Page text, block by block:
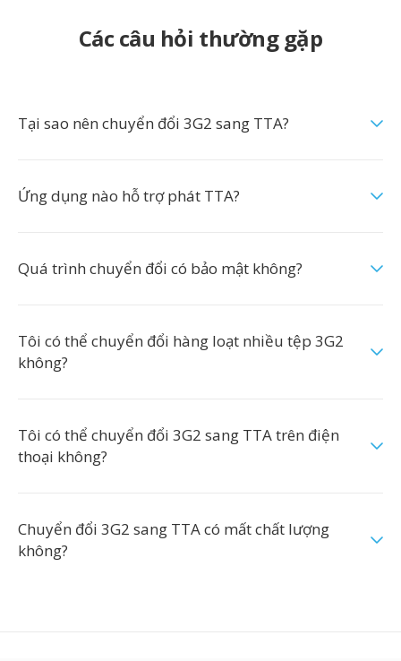
Các câu hỏi thường gặp
Tại sao nên chuyển đổi 3G2 sang TTA?
Ứng dụng nào hỗ trợ phát TTA?
Quá trình chuyển đổi có bảo mật không?
Tôi có thể chuyển đổi hàng loạt nhiều tệp 3G2
không?
Tôi có thể chuyển đổi 3G2 sang TTA trên điện
thoại không?
Chuyển đổi 3G2 sang TTA có mất chất lượng
không?